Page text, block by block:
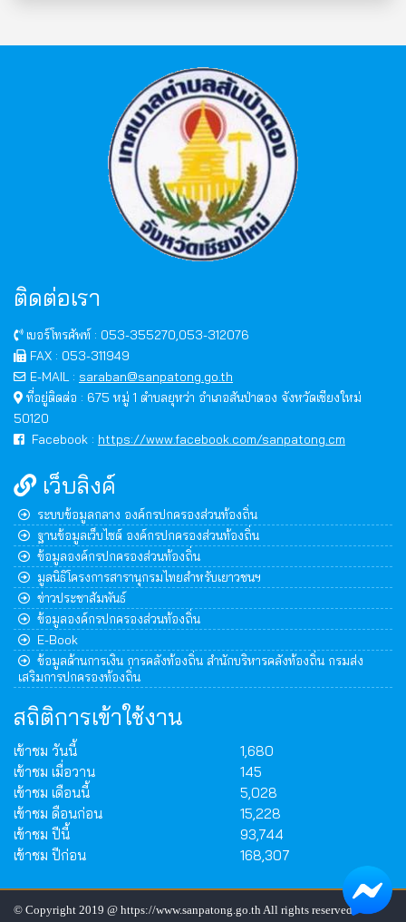
ติดต่อเรา
เบอร์โทรศัพท์ : 053-355270,053-312076
FAX : 053-311949
E-MAIL : saraban@sanpatong.go.th
ที่อยู่ติดต่อ : 675 หมู่ 1 ตำบลยุหว่า อำเภอสันป่าตอง จังหวัดเชียงใหม่
50120
Facebook : https://www.facebook.com/sanpatong.cm
เว็บลิงค์
ระบบข้อมูลกลาง องค์กรปกครองส่วนท้องถิ่น
ฐานข้อมูลเว็บไซต์ องค์กรปกครองส่วนท้องถิ่น
ข้อมูลองค์กรปกครองส่วนท้องถิ่น
มูลนิธิโครงการสารานุกรมไทยสำหรับเยาวชนฯ
ข่าวประชาสัมพันธ์
ข้อมูลองค์กรปกครองส่วนท้องถิ่น
E-Book
ข้อมูลด้านการเงิน การคลังท้องถิ่น สำนักบริหารคลังท้องถิ่น กรมส่ง
เสริมการปกครองท้องถิ่น
สถิติการเข้าใช้งาน
เข้าชม วันนี้
1,680
เข้าชม เมื่อวาน
145
เข้าชม เดือนนี้
5,028
เข้าชม ดือนก่อน
15,228
เข้าชม ปีนี้
93,744
เข้าชม ปีก่อน
168,307
© Copyright 2019 @ https://www.sanpatong.go.th All rights reserved